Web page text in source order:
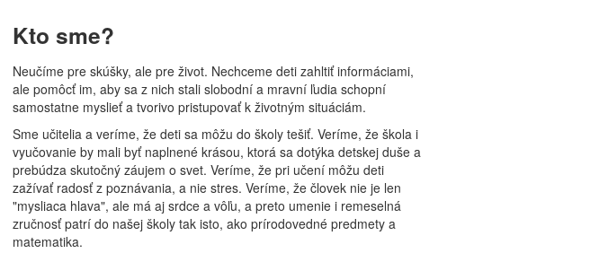
Kto sme?
Neučíme pre skúšky, ale pre život. Nechceme deti zahltiť informáciami,
ale pomôcť im, aby sa z nich stali slobodní a mravní ľudia schopní
samostatne myslieť a tvorivo pristupovať k životným situáciám.
Sme učitelia a veríme, že deti sa môžu do školy tešiť. Veríme, že škola i
vyučovanie by mali byť naplnené krásou, ktorá sa dotýka detskej duše a
prebúdza skutočný záujem o svet. Veríme, že pri učení môžu deti
zažívať radosť z poznávania, a nie stres. Veríme, že človek nie je len
"mysliaca hlava", ale má aj srdce a vôľu, a preto umenie i remeselná
zručnosť patrí do našej školy tak isto, ako prírodovedné predmety a
matematika.